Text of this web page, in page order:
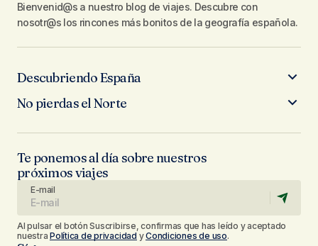
Bienvenid@s a nuestro blog de viajes. Descubre con
nosotr@s los rincones más bonitos de la geografía española.
Descubriendo España
No pierdas el Norte
Te ponemos al día sobre nuestros
próximos viajes
E-mail
Al pulsar el botón Suscribirse, confirmas que has leído y aceptado
nuestraPolítica de privacidad yCondiciones de uso.